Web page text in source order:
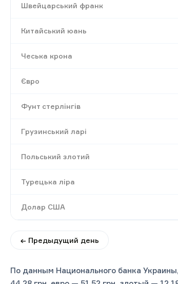
Швейцарський франк
Китайський юань
Чеська крона
Євро
Фунт стерлінгів
Грузинський ларі
Польський злотий
Турецька ліра
Долар США
← Предыдущий день
По данным Национального банка